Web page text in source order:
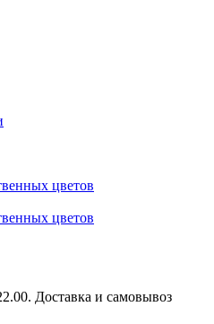
цветов
цветов
Доставка и самовывоз